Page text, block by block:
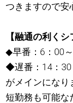
つきますので安
【融通の利くシ
◆早番：6：00
◆遅番：14：30
がメインにな
短勤務も可能な